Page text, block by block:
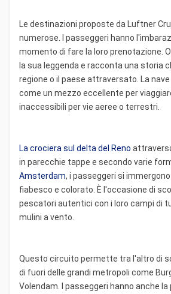
Le destinazioni proposte da Luftner
numerose. I passeggeri hanno
momento di fare la loro prenotazione.
la sua leggenda e racconta una storia
regione o il paese attraversato. La
come un mezzo eccellente per
inaccessibili per vie aeree o terrestri.
La crociera sul delta del Reno
in parecchie tappe e secondo varie
Amsterdam, i passeggeri si
fiabesco e colorato. È l'occasione di
pescatori autentici con i loro campi di
mulini a vento.
Questo circuito permette tra l'altro di
di fuori delle grandi metropoli come
Volendam. I passeggeri hanno anche